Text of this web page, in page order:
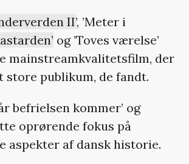
II’, ’Meter i
og ’Toves værelse’
mainstreamkvalitetsfilm, der
publikum, de fandt.
befrielsen kommer’ og
oprørende fokus på
aspekter af dansk historie.